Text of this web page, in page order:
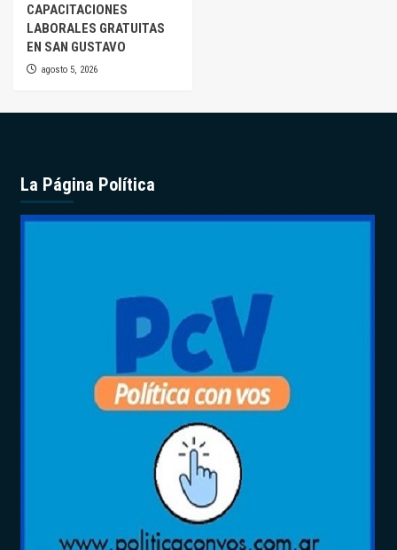
CAPACITACIONES
LABORALES GRATUITAS
EN SAN GUSTAVO
agosto 5, 2026
La Página Política